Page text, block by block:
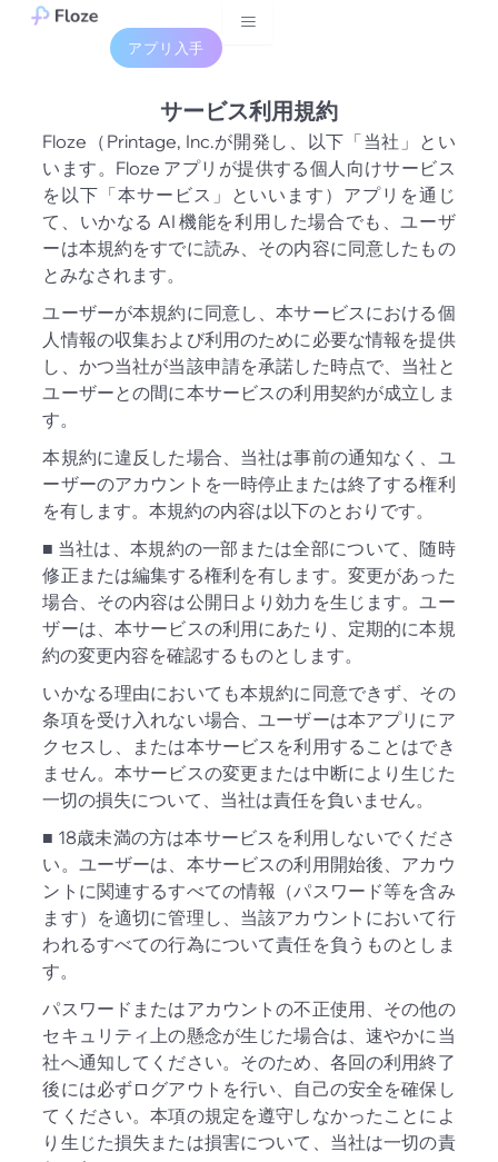
Skip
アプリ入手
サービス利用規約
Floze（Printage, Inc.が開発し、以下「当社」とい
います。Floze アプリが提供する個人向けサービス
を以下「本サービス」といいます）アプリを通じ
て、いかなる AI 機能を利用した場合でも、ユーザ
ーは本規約をすでに読み、その内容に同意したもの
とみなされます。
ユーザーが本規約に同意し、本サービスにおける個
人情報の収集および利用のために必要な情報を提供
し、かつ当社が当該申請を承諾した時点で、当社と
ユーザーとの間に本サービスの利用契約が成立しま
す。
本規約に違反した場合、当社は事前の通知なく、ユ
ーザーのアカウントを一時停止または終了する権利
を有します。本規約の内容は以下のとおりです。
■ 当社は、本規約の一部または全部について、随時
修正または編集する権利を有します。変更があった
場合、その内容は公開日より効力を生じます。ユー
ザーは、本サービスの利用にあたり、定期的に本規
約の変更内容を確認するものとします。
いかなる理由においても本規約に同意できず、その
条項を受け入れない場合、ユーザーは本アプリにア
クセスし、または本サービスを利用することはでき
ません。本サービスの変更または中断により生じた
一切の損失について、当社は責任を負いません。
■ 18歳未満の方は本サービスを利用しないでくださ
い。ユーザーは、本サービスの利用開始後、アカウ
ントに関連するすべての情報（パスワード等を含み
ます）を適切に管理し、当該アカウントにおいて行
われるすべての行為について責任を負うものとしま
す。
パスワードまたはアカウントの不正使用、その他の
セキュリティ上の懸念が生じた場合は、速やかに当
社へ通知してください。そのため、各回の利用終了
後には必ずログアウトを行い、自己の安全を確保し
てください。本項の規定を遵守しなかったことによ
り生じた損失または損害について、当社は一切の責